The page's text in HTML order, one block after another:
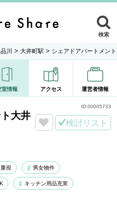
検索
川 > 大井町駅 > シェアドアパートメン
室情報 アクセス 運営者情報
大井
検討リスト
視 男女物件
キッチン用品充実
ID:00005733